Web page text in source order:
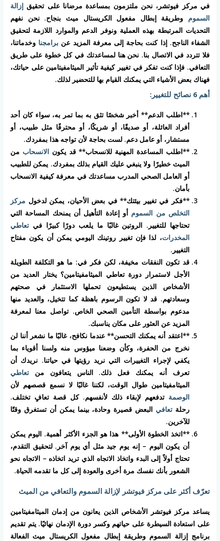
في مركز فيوتشر، نحن ملتزمون بمساعدة مرضانا على تحقيق إزالة
السموم وطريقة إبطال مفعول الكريستال ميث بنجاح. نحن نفهم
التحديات المرتبطة بهذه العملية ونوفر الدعم والموارد اللازمة لتحقيق
الشفاء الناجح. إذا كنت بحاجة إلى معرفة المزيد عن برامجنا وخدماتنا،
فلا تتردد في الاتصال بنا. نحن هنا لمساعدتك في كل خطوة على طريق
التعافي. فإذا كنت تفكر في تغيير كيفية تأثير الميثامفيتامين على حياتك،
فهناك بعض الأشياء التي يمكنك القيام بها للتحضير لذلك.
أهم 6 نصائح للتغيير:
**اطلب الدعم** أخبر شخصًا تثق به بما تمر به، سواء كان أحد
أفراد العائلة، أو صديقًا، أو شريكًا، أو محترفًا مثل طبيب، أو
مستشار، أو عامل دعم. لست بحاجة لأن تواجه هذا بمفردك.
**اطلب المساعدة المهنية للانسحاب** قد يكونالانسحاب من
الميث خطيرًا ولا ينبغي عليك القيام بذلك بمفردك. يمكن للطبيب
أو العامل الصحي المدرب مساعدتك في معرفة كيفية الانسحاب
بأمان.
**فكر في تغيير بيئتك** في بعض الأحيان، يمكن لدخول مركز
التخلص من السموم أو إعادة التأهيل أن يمنحك المساحة التي
تحتاجها للتغيير. الروتين غالبًا ما يلعب دورًا كبيرًا في تعاطي
المخدرات، لذا فإن تغيير روتينك اليومي يمكن أن يكون مفتاح
التغيير.
قد تكون النفقات مخيفة، لكن فكر في: ما هو التكلفة الطويلة
الأجل لاستمرار دورة تعاطي الميثامفيتامين؟ يختار العديد من
الأشخاص الذين يستطيعون تحملها الاستثمار في صحتهم
وسعادتهم. قد لا تكون الرسوم باهظة كما تتخيل، والعديد منها
مدعوم بواسطة التأمين الصحي الخاص. تواصل معنا لمعرفة
المزيد عن العثور على مكان يناسبك.
**اعتقد أنه يمكنك التحسن** عندما نكافح، غالبًا ما نشعر أننا لن
نخرج من الحفرة، وكأن وضعنا ميؤوس منه ولسنا أقوياء بما
يكفي لإجراء التغييرات التي نريد رؤيتها في حياتنا. نريدك أن
تعرف أنه يمكنك فعل ذلك. الناس يتعافون من تعاطي
الميثامفيتامين طوال الوقت، لكننا غالبًا لا نسمع قصصهم لأن
الوصمة تدفعهم لإبقاء ذلك لأنفسهم. كل قصة تعافٍ تختلف.
رحلة تعافي البعض قصيرة وحادة، بينما يمكن أن تستغرق وقتًا
للآخرين.
**اتخذ الخطوة الأولى** هذا هو الجزء الأكثر أهمية. اليوم يمكن
أن يكون اليوم – إنه يوم جيد مثل أي يوم آخر. لتحقيق التقدم،
تحتاج أولاً إلى البدء واتخاذ الاتجاه الذي تريد اتخاذه – الاتجاه نحو
الشعور بأنك نفسك مرة أخرى والعودة إلى كل ما تقدمه الحياة.
تعرّف أكثر على مركز فيوتشر لإزالة السموم والتعافي من الميث
يساعد مركز فيوتشر الأشخاص الذين يعانون من إدمان الميثامفيتامين
على استعادة السيطرة على حياتهم وكسر دورة الإدمان نهائيًا. يتم تقديم
برنامج إزالة السموم وطريقة إبطال مفعول الكريستال ميث الفعالة